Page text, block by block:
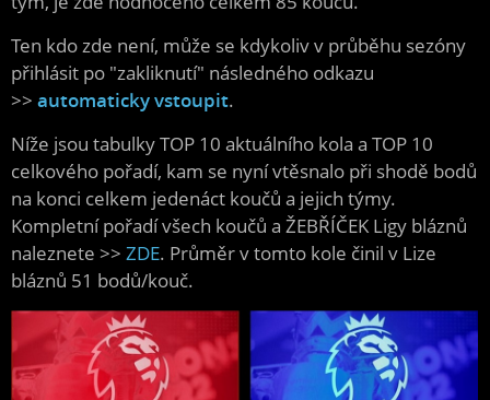
Ten kdo zde není, může se kdykoliv v průběhu sezóny
přihlásit po "zakliknutí" následného odkazu
>> automaticky vstoupit.
Níže jsou tabulky TOP 10 aktuálního kola a TOP 10
celkového pořadí, kam se nyní vtěsnalo při shodě bodů
na konci celkem jedenáct koučů a jejich týmy.
Kompletní pořadí všech koučů a ŽEBŘÍČEK Ligy bláznů
naleznete >> ZDE. Průměr v tomto kole činil v Lize
bláznů 51 bodů/kouč.